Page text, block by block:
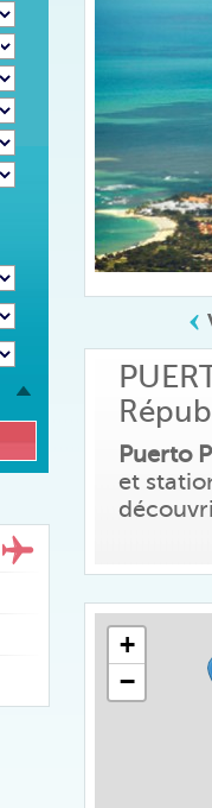
Puerto
et
+
−